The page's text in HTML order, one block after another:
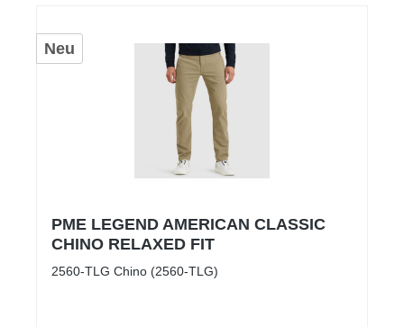
Neu
PME LEGEND AMERICAN CLASSIC
CHINO RELAXED FIT
2560-TLG Chino (2560-TLG)